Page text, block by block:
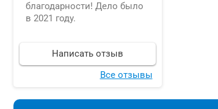
благодарности! Дело было
в 2021 году.
Написать отзыв
Все отзывы